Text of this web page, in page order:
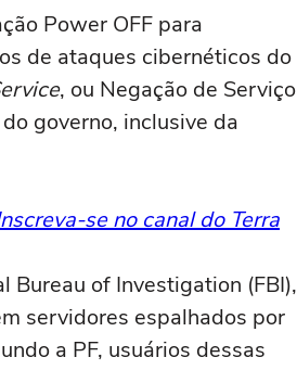
Power OFF para
de ataques cibernéticos do
, ou Negação de Serviço
governo, inclusive da
se no canal do Terra
Bureau of Investigation (FBI),
servidores espalhados por
a PF, usuários dessas